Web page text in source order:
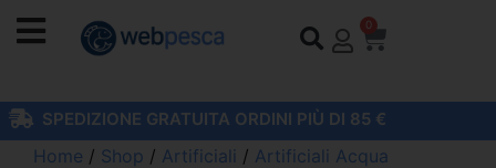
0
SPEDIZIONE GRATUITA ORDINI PIÙ DI 85 €
Home / Shop / Artificiali / Artificiali Acqua